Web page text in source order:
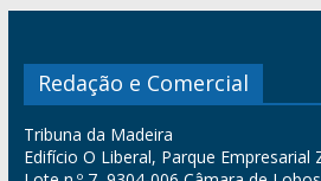
Redação e Comercial
Tribuna da Madeira
Edifício O Liberal, Parque Empresarial